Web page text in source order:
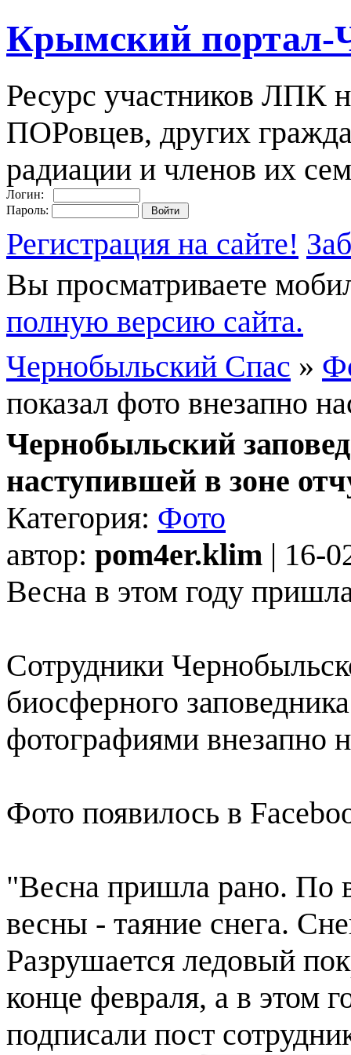
Крымский портал-
Ресурс участников ЛПК
ПОРовцев, других
радиации и членов их
Логин:
Пароль:
Регистрация на сайте!
Вы просматриваете
полную версию сайта.
Чернобыльский Спас »
показал фото внезапно
Чернобыльский
наступившей в зоне
Категория: Фото
автор: pom4er.klim | 16-
Весна в этом году
Сотрудники
биосферного
фотографиями внезапно
Фото появилось в
"Весна пришла рано. По
весны - таяние снега.
Разрушается ледовый
конце февраля, а в этом
подписали пост